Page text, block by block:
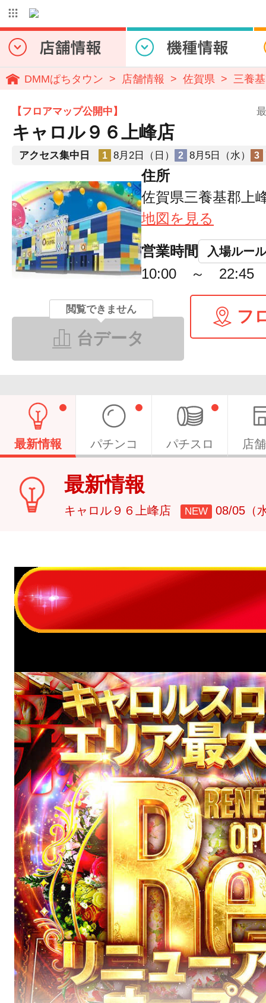
DMMぱちタウン 店舗情報 佐賀県 三養
【フロアマップ公開中】
キャロル９６上峰店
アクセス集中日 1 8月2日（日） 2 8月5日（水） 3
住所
佐賀県三養基郡上
地図を見る
営業時間 入場ルール
10:00 ～ 22:45
閲覧できません
台データ
フ
最新情報 パチンコ パチスロ 店
最新情報
キャロル９６上峰店 NEW 08/05（